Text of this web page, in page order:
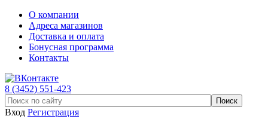
О компании
Адреса магазинов
Доставка и оплата
Бонусная программа
Контакты
8 (3452) 551-423
Вход Регистрация